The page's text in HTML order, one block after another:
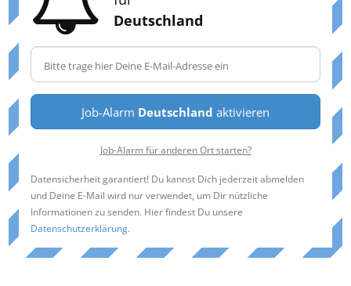
Deutschland
Job-Alarm Deutschland aktivieren
Job-Alarm für anderen Ort starten?
Datensicherheit garantiert! Du kannst Dich jederzeit abmelden
und Deine E-Mail wird nur verwendet, um Dir nützliche
Informationen zu senden. Hier findest Du unsere
Datenschutzerklärung.